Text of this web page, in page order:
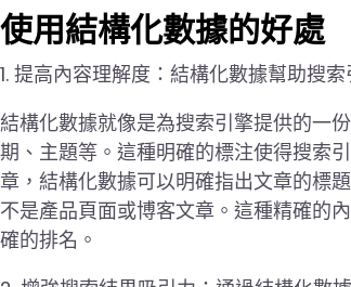
使用結構化數據的好處
1. 提高內容理解度：結構化數據幫助搜
結構化數據就像是為搜索引擎提供的一
期、主題等。這種明確的標注使得搜索
章，結構化數據可以明確指出文章的標
不是產品頁面或博客文章。這種精確的
確的排名。